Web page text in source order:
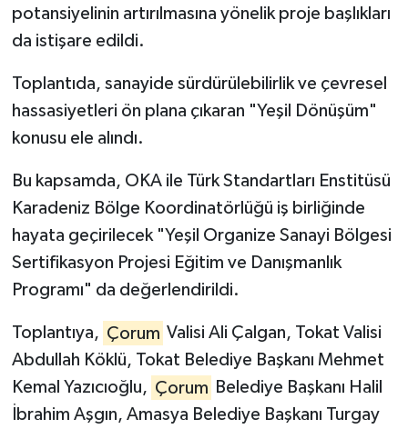
potansiyelinin artırılmasına yönelik proje başlıkları
da istişare edildi.
Toplantıda, sanayide sürdürülebilirlik ve çevresel
hassasiyetleri ön plana çıkaran "Yeşil Dönüşüm"
konusu ele alındı.
Bu kapsamda, OKA ile Türk Standartları Enstitüsü
Karadeniz Bölge Koordinatörlüğü iş birliğinde
hayata geçirilecek "Yeşil Organize Sanayi Bölgesi
Sertifikasyon Projesi Eğitim ve Danışmanlık
Programı" da değerlendirildi.
Toplantıya, Çorum Valisi Ali Çalgan, Tokat Valisi
Abdullah Köklü, Tokat Belediye Başkanı Mehmet
Kemal Yazıcıoğlu, Çorum Belediye Başkanı Halil
İbrahim Aşgın, Amasya Belediye Başkanı Turgay